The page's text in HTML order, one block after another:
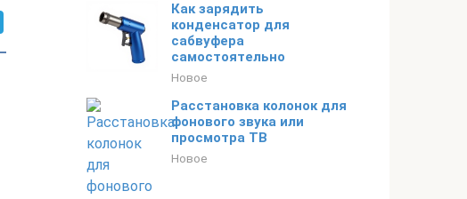
Как зарядить
конденсатор для
сабвуфера
самостоятельно
Новое
Расстановка колонок для
фонового звука или
просмотра ТВ
Новое